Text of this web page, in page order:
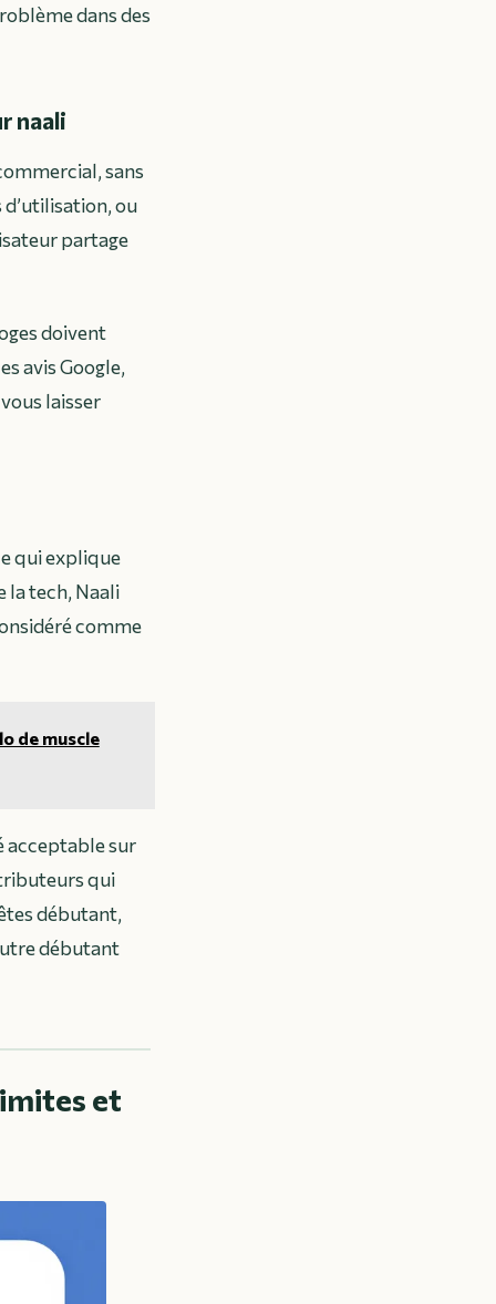
dans des
naali
sans
ou
partage
doivent
avis Google,
laisser
qui explique
la tech, Naali
comme
de muscle
acceptable sur
qui
débutant,
débutant
et